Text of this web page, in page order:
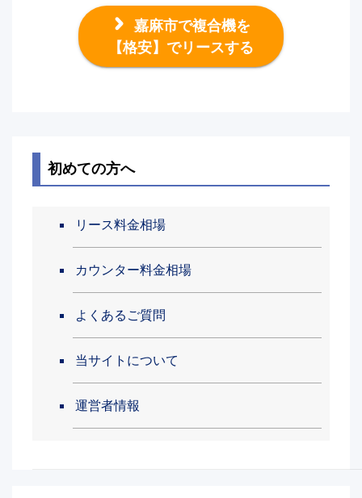
嘉麻市で複合機を
【格安】でリースする
初めての方へ
リース料金相場
カウンター料金相場
よくあるご質問
当サイトについて
運営者情報